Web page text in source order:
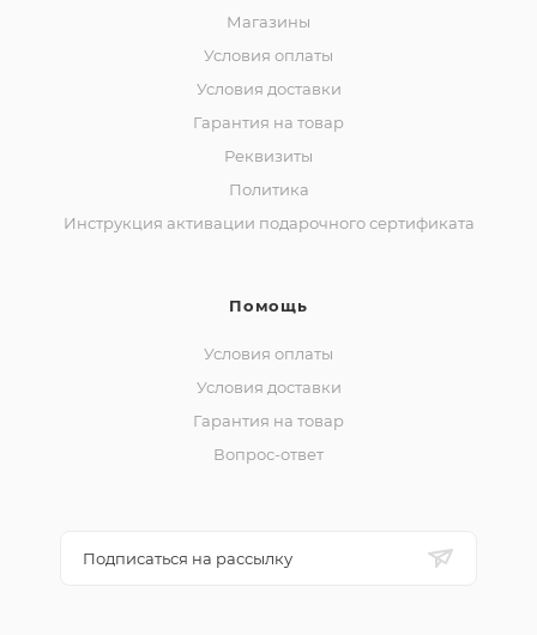
Магазины
Условия оплаты
Условия доставки
Гарантия на товар
Реквизиты
Политика
Инструкция активации подарочного сертификата
Помощь
Условия оплаты
Условия доставки
Гарантия на товар
Вопрос-ответ
Подписаться на рассылку